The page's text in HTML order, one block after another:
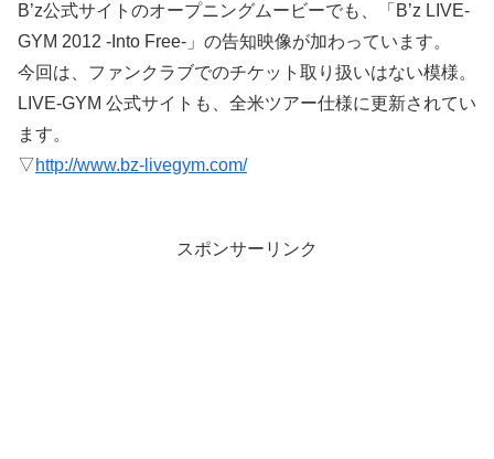
B’z公式サイトのオープニングムービーでも、「B’z LIVE-
GYM 2012 -Into Free-」の告知映像が加わっています。
今回は、ファンクラブでのチケット取り扱いはない模様。
LIVE-GYM 公式サイトも、全米ツアー仕様に更新されてい
ます。
▽ http://www.bz-livegym.com/
スポンサーリンク